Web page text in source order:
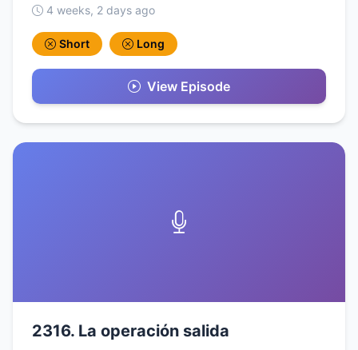
4 weeks, 2 days ago
Short Long
View Episode
2316. La operación salida